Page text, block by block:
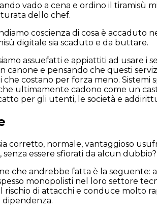
vado a cena e ordino il tiramisù
dello chef.
coscienza di cosa è accaduto
digitale sia scaduto e da buttare.
assuefatti e appiattiti ad usare i
canone e pensando che questi
costano per forza meno. Sistemi
ultimamente cadono come un
per gli utenti, le società e
corretto, normale, vantaggioso
essere sfiorati da alcun dubbio?
che andrebbe fatta è la
monopolisti nel loro settore
rischio di attacchi e conduce molto
dipendenza.